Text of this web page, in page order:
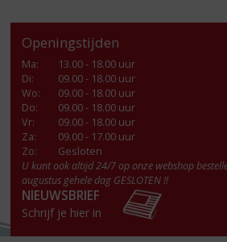
Openingstijden
Ma:
13.00 - 18.00 uur
Di:
09.00 - 18.00 uur
Wo:
09.00 - 18.00 uur
Do:
09.00 - 18.00 uur
Vr:
09.00 - 18.00 uur
Za:
09.00 - 17.00 uur
Zo:
Gesloten
U kunt ook altijd 24/7 op onze webshop
augustus gehele dag GESLOTEN !!
NIEUWSBRIEF
Schrijf je hier in